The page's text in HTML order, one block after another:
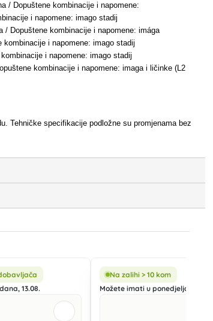
/ Dopuštene kombinacije i napomene:
i napomene: imago stadij
Dopuštene kombinacije i napomene: imága
i napomene: imago stadij
i napomene: imago stadij
kombinacije i napomene: imaga i ličinke (L2
Tehničke specifikacije podložne su promjenama bez
13.08.
Na zalihi > 10 kom
Možete imati u ponedjeljak,